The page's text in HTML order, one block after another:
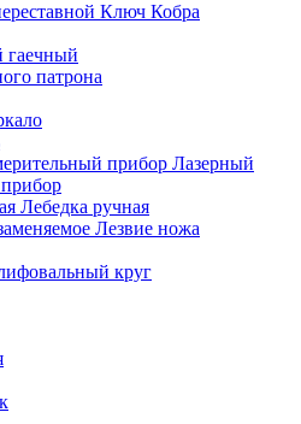
Ключ Кобра
гаечный
патрона
Лазерный
Лебедка ручная
Лезвие ножа
круг